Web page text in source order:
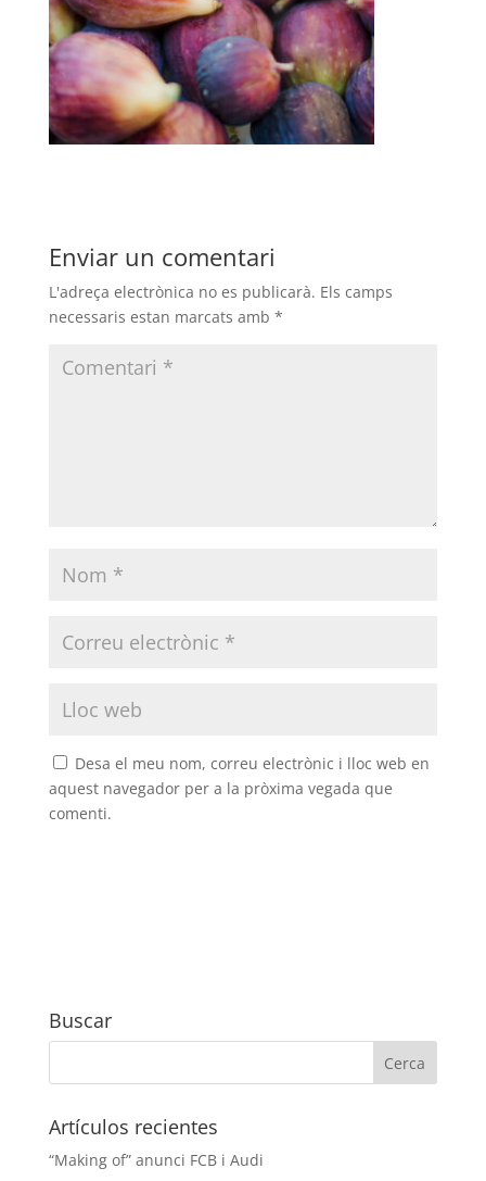
Enviar un comentari
L'adreça electrònica no es publicarà. Els camps
necessaris estan marcats amb *
Desa el meu nom, correu electrònic i lloc web en
aquest navegador per a la pròxima vegada que
comenti.
Buscar
Artículos recientes
“Making of” anunci FCB i Audi